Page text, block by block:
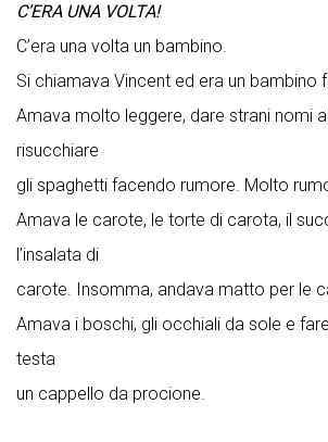
C’ERA UNA VOLTA!
C’era una volta un bambino.
Si chiamava Vincent ed era un bambino
Amava molto leggere, dare strani nomi
risucchiare
gli spaghetti facendo rumore. Molto
Amava le carote, le torte di carota, il
l’insalata di
carote. Insomma, andava matto per le
Amava i boschi, gli occhiali da sole e
testa
un cappello da procione.